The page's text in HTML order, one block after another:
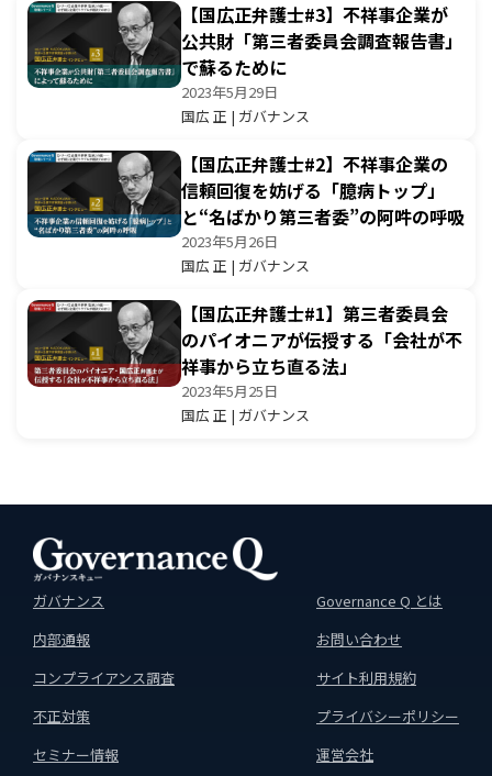
【国広正弁護士#3】不祥事企業が
公共財「第三者委員会調査報告書」
で蘇るために
2023年5月29日
国広 正 | ガバナンス
【国広正弁護士#2】不祥事企業の
信頼回復を妨げる「臆病トップ」
と“名ばかり第三者委”の阿吽の呼吸
2023年5月26日
国広 正 | ガバナンス
【国広正弁護士#1】第三者委員会
のパイオニアが伝授する「会社が不
祥事から立ち直る法」
2023年5月25日
国広 正 | ガバナンス
ガバナンス
内部通報
コンプライアンス調査
不正対策
セミナー情報
Governance Q とは
お問い合わせ
サイト利用規約
プライバシーポリシー
運営会社